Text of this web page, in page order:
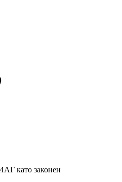
като законен